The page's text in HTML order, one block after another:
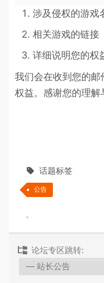
涉及侵权的游戏
相关游戏的链接
详细说明您的权
我们会在收到您的
权益。感谢您的理解
话题标签
公告
论坛专区跳转: